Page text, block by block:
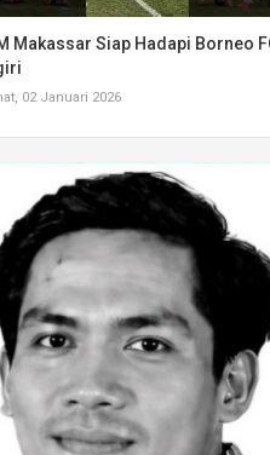
Makassar Siap Hadapi Borneo
02 Januari 2026